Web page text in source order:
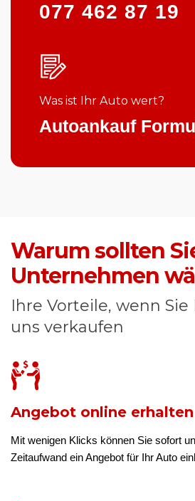
077 462 87 19
Was ist Ihr Auto wert?
Autoankauf
Warum sollten
Unternehmen
Ihre Vorteile, wenn Sie
uns verkaufen
Angebot online erhalten
Mit wenigen Klicks können Sie sofort
Zeitaufwand ein Angebot für Ihr Auto